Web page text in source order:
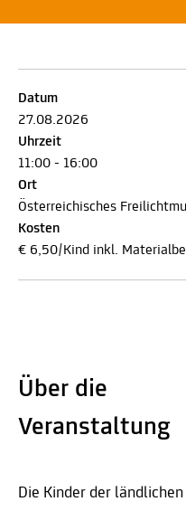
Datum
27.08.2026
Uhrzeit
11:00 - 16:00
Ort
Österreichisches
Kosten
€ 6,50/Kind inkl.
Über die
Veranstaltung
Die Kinder der